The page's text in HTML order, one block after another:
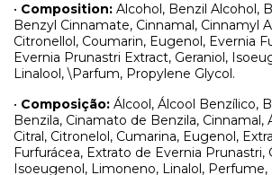
• Composition: Alcohol, Benzil Alcohol,
Benzyl Cinnamate, Cinnamal, Cinnamyl
Citronellol, Coumarin, Eugenol, Evernia
Evernia Prunastri Extract, Geraniol,
Linalool, \Parfum, Propylene Glycol.
• Composição: Álcool, Álcool Benzílico,
Benzila, Cinamato de Benzila, Cinnamal,
Citral, Citronelol, Cumarina, Eugenol,
Furfurácea, Extrato de Evernia Prunastri,
Isoeugenol, Limoneno, Linalol,